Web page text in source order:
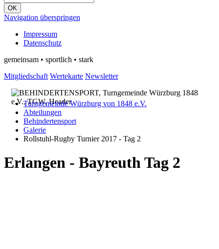
OK
Navigation überspringen
Impressum
Datenschutz
gemeinsam • sportlich • stark
Mitgliedschaft Wertekarte Newsletter
Turngemeinde Würzburg von 1848 e.V.
Abteilungen
Behindertensport
Galerie
Rollstuhl-Rugby Turnier 2017 - Tag 2
Erlangen - Bayreuth Tag 2